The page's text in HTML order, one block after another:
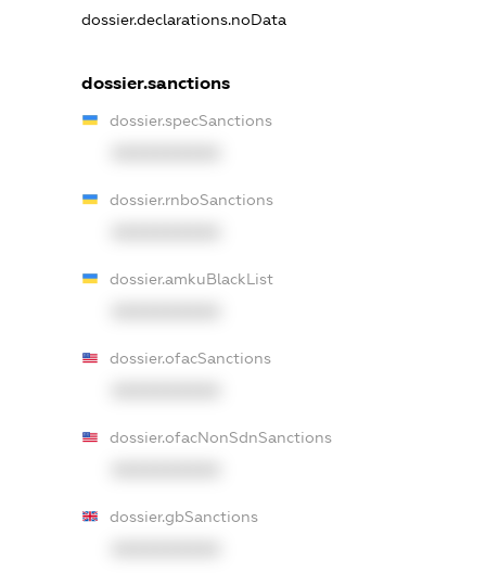
dossier.declarations.noData
dossier.sanctions
dossier.specSanctions
dossier.rnboSanctions
dossier.amkuBlackList
dossier.ofacSanctions
dossier.ofacNonSdnSanctions
dossier.gbSanctions